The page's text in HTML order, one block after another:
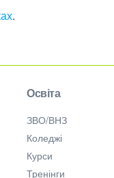
.
Освіта
ЗВО/ВНЗ
Коледжі
Курси
Тренінги